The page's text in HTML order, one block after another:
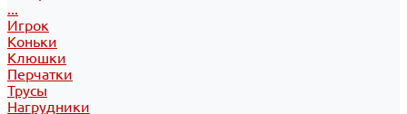
...
Игрок
Коньки
Клюшки
Перчатки
Трусы
Нагрудники